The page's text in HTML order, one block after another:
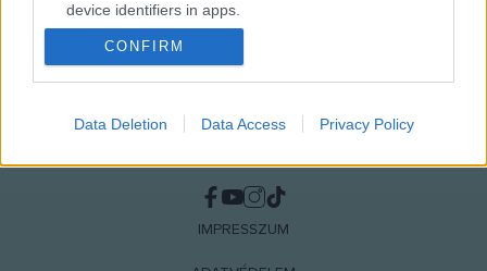
device identifiers in apps.
I want to allow my user data to be sent to
Google for online advertising purposes.
I want to allow Google to send me
I want to allow Google to enable storage
related to analytics like cookies on web or
device identifiers in apps.
CONFIRM
Data Deletion Data Access Privacy Policy
NÉPI
IMPRESSZUM